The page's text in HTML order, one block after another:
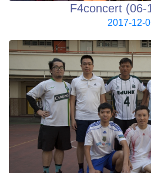
F4concert (06-
2017-12-